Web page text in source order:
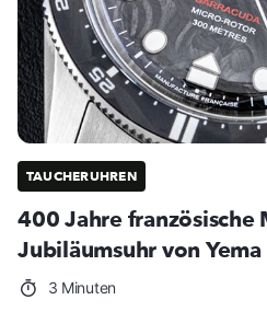
TAUCHERUHREN
400 Jahre
Jubiläumsuhr von Yema
3 Minuten